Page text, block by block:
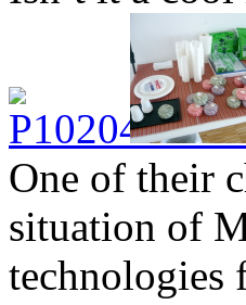
One of their
situation of
technologies